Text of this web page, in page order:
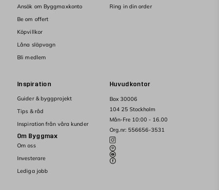
Huvudkontor
Box 30006
104 25 Stockholm
Mån-Fre 10:00 - 16.00
Org.nr: 556656-3531
Ansök om Byggmaxkonto
Be om offert
Köpvillkor
Låna släpvagn
Bli medlem
Ring in din order
Inspiration
Guider & byggprojekt
Tips & råd
Inspiration från våra kunder
Om Byggmax
Om oss
Investerare
Lediga jobb